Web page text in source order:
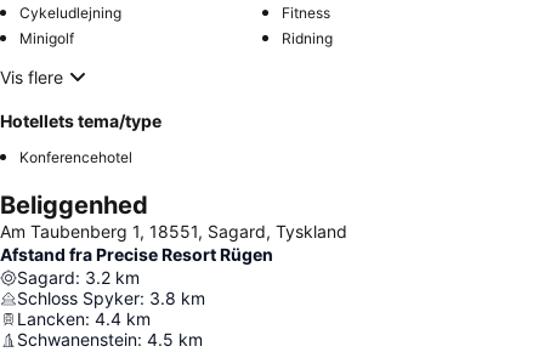
Cykeludlejning
Fitness
Minigolf
Ridning
Vis flere
Hotellets tema/type
Konferencehotel
Beliggenhed
Am Taubenberg 1, 18551, Sagard, Tyskland
Afstand fra Precise Resort Rügen
Sagard: 3.2 km
Schloss Spyker: 3.8 km
Lancken: 4.4 km
Schwanenstein: 4.5 km